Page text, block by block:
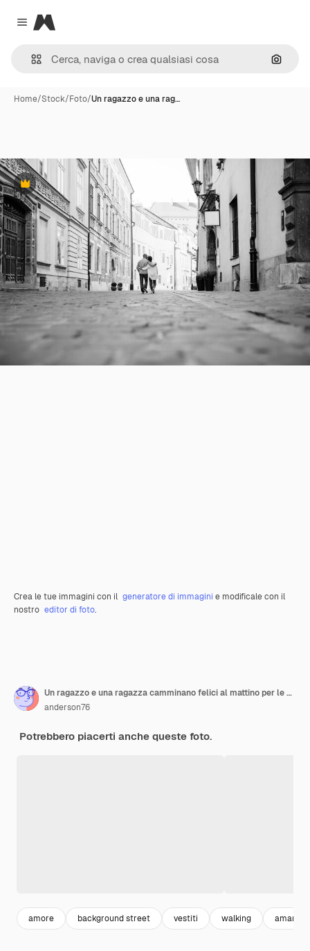
Close menu
Magnific
Cerca
Home/Stock/Foto/Un ragazzo e una rag…
Premium
Crea le tue immagini con il generatore di immagini e modificale con il
nostro editor di foto.
Un ragazzo e una ragazza camminano felici al mattino per le strade vuote della vecchia Europa
anderson76
Potrebbero piacerti anche queste foto.
amore background street vestiti walking amanti